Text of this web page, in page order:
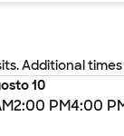
Additional
10
2:00 PM4:00